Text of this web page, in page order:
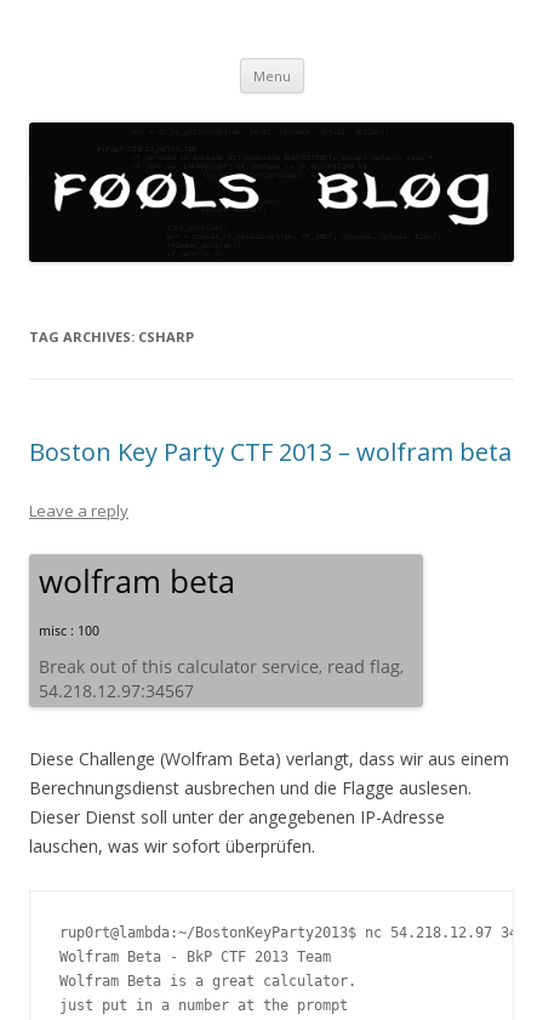
Menu Skip
content
TAG ARCHIVES: CSHARP
Boston Key Party CTF 2013 – wolfram beta
Leave a reply
Diese Challenge (Wolfram Beta) verlangt, dass wir aus einem
Berechnungsdienst ausbrechen und die Flagge auslesen.
Dieser Dienst soll unter der angegebenen IP-Adresse
lauschen, was wir sofort überprüfen.
rup0rt@lambda:~/BostonKeyParty2013$ nc 54.218.12.97 34567
Wolfram Beta - BkP CTF 2013 Team
Wolfram Beta is a great calculator.
just put in a number at the prompt